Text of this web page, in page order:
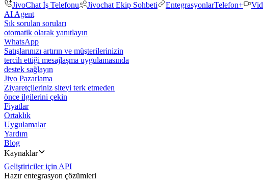
JivoChat İş Telefonu
Jivochat Ekip Sohbeti EntegrasyonlarTelefon+
AI Agent
Sık sorulan soruları
otomatik olarak yanıtlayın
WhatsApp
Satışlarınızı artırın ve müşterilerinizin
tercih ettiği mesajlaşma uygulamasında
destek sağlayın
Jivo Pazarlama
Ziyaretçileriniz siteyi terk etmeden
önce ilgilerini çekin
Fiyatlar
Ortaklık
Uygulamalar
Yardım
Blog
Kaynaklar
Geliştiriciler için API
Hazır entegrasyon çözümleri